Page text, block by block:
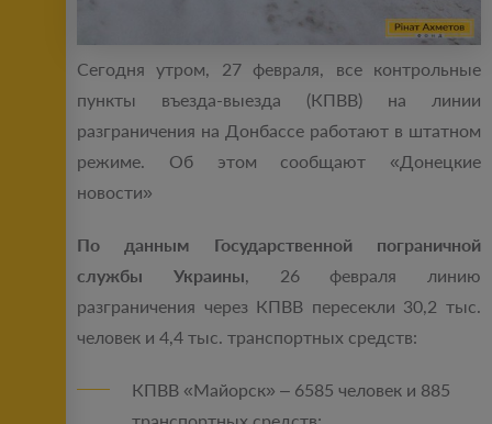
Сегодня утром, 27 февраля, все контрольные
пункты въезда-выезда (КПВВ) на линии
разграничения на Донбассе работают в штатном
режиме. Об этом сообщают «Донецкие
новости»
По данным Государственной пограничной
службы Украины, 26 февраля линию
разграничения через КПВВ пересекли 30,2 тыс.
человек и 4,4 тыс. транспортных средств:
КПВВ «Майорск» – 6585 человек и 885